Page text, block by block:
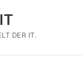
DER IT.